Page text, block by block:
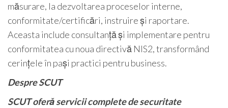
măsurare, la dezvoltarea proceselor interne,
conformitate/certificări, instruire și raportare.
Aceasta include consultanță și implementare pentru
conformitatea cu noua directivă NIS2, transformând
cerințele în pași practici pentru business.
Despre SCUT
SCUT oferă servicii complete de securitate